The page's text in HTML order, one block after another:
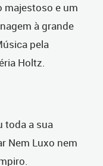
majestoso e um
à grande
pela
Holtz.
toda a sua
Nem Luxo nem